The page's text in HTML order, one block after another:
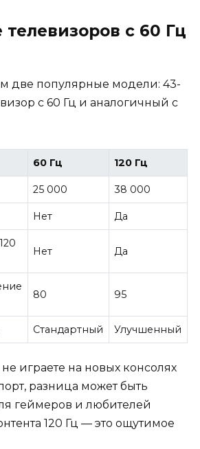
с 60 Гц
две популярные модели: 43-
с 60 Гц и аналогичный с
60 Гц 120 Гц
25 000 38 000
Нет Да
Нет Да
80 95
Стандартный Улучшенный
играете на новых консолях
разница может быть
геймеров и любителей
120 Гц — это ощутимое